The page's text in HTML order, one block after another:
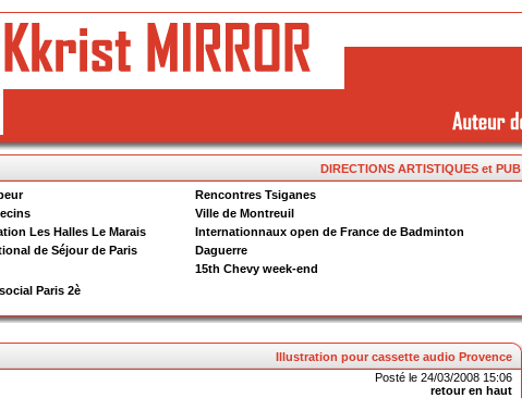
DIRECTIONS ARTISTIQUES et PUB
Rencontres Tsiganes
Ville de Montreuil
Les Halles Le Marais
Internationnaux open de France de Badminton
de Séjour de Paris
Daguerre
15th Chevy week-end
Paris 2è
Illustration pour cassette audio Provence
Posté le 24/03/2008 15:06
retour en haut